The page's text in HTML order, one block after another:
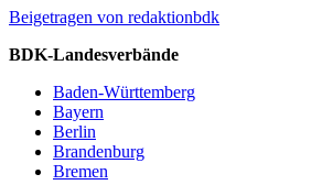
Beigetragen von redaktionbdk
BDK-Landesverbände
Baden-Württemberg
Bayern
Berlin
Brandenburg
Bremen